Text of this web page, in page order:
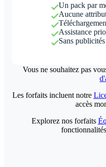
Un pack par
Aucune
Assistance
Sans publicités
Vous ne souhaitez pas
Les forfaits incluent notre
accès
Explorez nos forfaits